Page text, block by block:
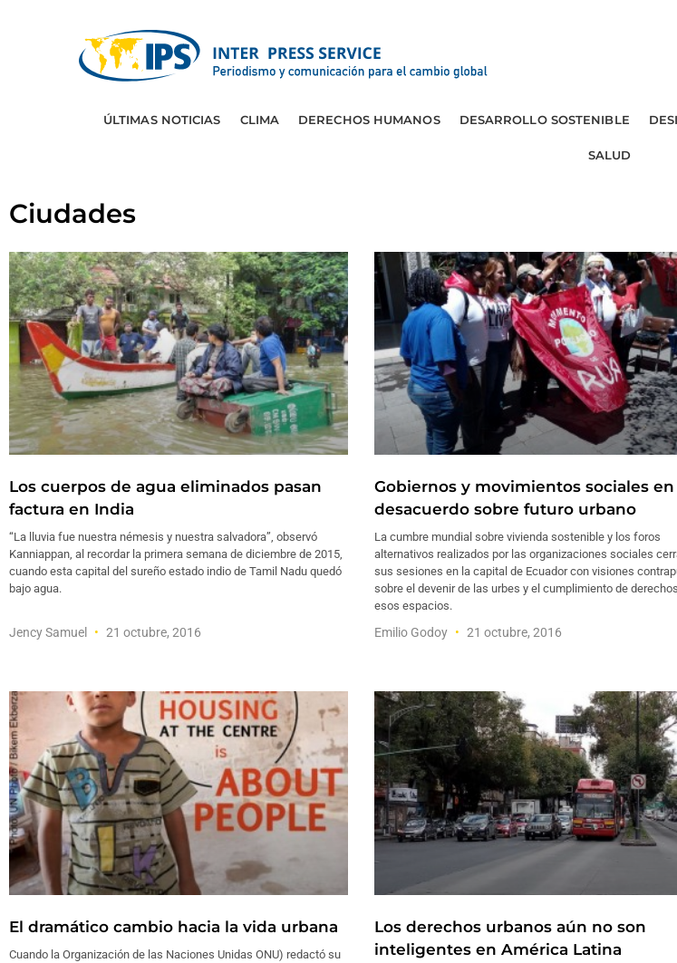
ÚLTIMAS NOTICIAS CLIMA DERECHOS HUMANOS DESARROLLO SOSTENIBLE
SALUD
Ciudades
Los cuerpos de agua eliminados pasan
factura en India
“La lluvia fue nuestra némesis y nuestra salvadora”, observó
Kanniappan, al recordar la primera semana de diciembre de 2015,
cuando esta capital del sureño estado indio de Tamil Nadu quedó
bajo agua.
Jency Samuel 21 octubre, 2016
Gobiernos y movimientos sociales en
desacuerdo sobre futuro urbano
La cumbre mundial sobre vivienda sostenible y los foros
alternativos realizados por las organizaciones sociales
sus sesiones en la capital de Ecuador con visiones
sobre el devenir de las urbes y el cumplimiento de
esos espacios.
Emilio Godoy 21 octubre, 2016
El dramático cambio hacia la vida urbana
Cuando la Organización de las Naciones Unidas ONU) redactó ​​su
Los derechos urbanos aún no son
inteligentes en América Latina